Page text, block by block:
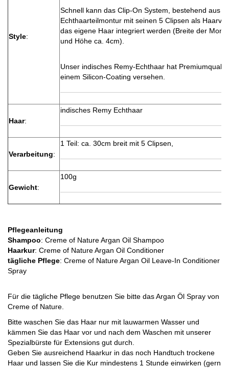
Style:
Schnell kann das Clip-On System, bestehend aus
Echthaarteilmontur mit seinen 5 Clipsen als
das eigene Haar integriert werden (Breite der
und Höhe ca. 4cm).
Unser indisches Remy-Echthaar hat
einem Silicon-Coating versehen.
Haar:
indisches Remy Echthaar
Verarbeitung:
1 Teil: ca. 30cm breit mit 5 Clipsen,
Gewicht:
100g
Pflegeanleitung
Shampoo: Creme of Nature Argan Oil Shampoo
Haarkur: Creme of Nature Argan Oil Conditioner
tägliche Pflege: Creme of Nature Argan Oil Leave-In Conditioner
Spray
Für die tägliche Pflege benutzen Sie bitte das Argan Öl Spray von
Creme of Nature.
Bitte waschen Sie das Haar nur mit lauwarmen Wasser und
kämmen Sie das Haar vor und nach dem Waschen mit unserer
Spezialbürste für Extensions gut durch.
Geben Sie ausreichend Haarkur in das noch Handtuch trockene
Haar und lassen Sie die Kur mindestens 1 Stunde einwirken (gern